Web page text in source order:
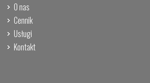
O nas
Cennik
Usługi
Kontakt